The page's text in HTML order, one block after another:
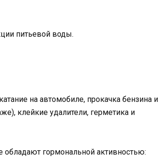
питьевой воды.
на автомобиле, прокачка бензина и
клейкие удалители, герметика и
гормональной активностью: